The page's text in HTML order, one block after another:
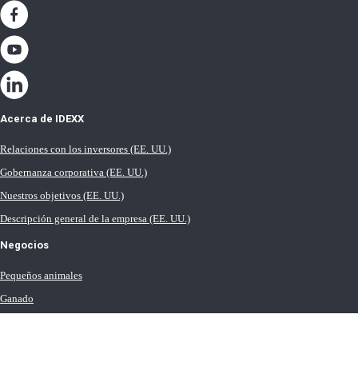
Acerca de IDEXX
Relaciones con los inversores (EE. UU.)
Gobernanza corporativa (EE. UU.)
Nuestros objetivos (EE. UU.)
Descripción general de la empresa (EE. UU.)
Negocios
Pequeños animales
Ganado